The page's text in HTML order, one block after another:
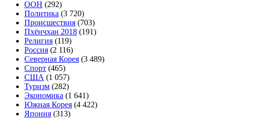
ООН (292)
Политика (3 720)
Происшествия (703)
Пхёнчхан 2018 (191)
Религия (119)
Россия (2 116)
Северная Корея (3 489)
Спорт (465)
США (1 057)
Туризм (282)
Экономика (1 641)
Южная Корея (4 422)
Япония (313)